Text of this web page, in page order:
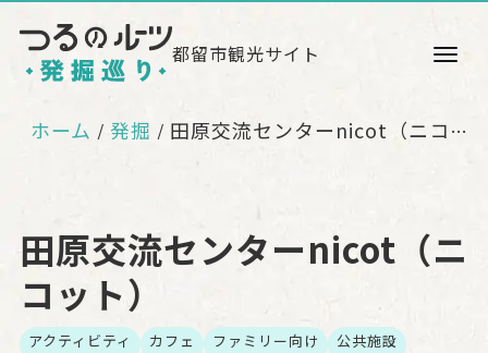
都留市観光サイト
ホーム 発掘 田原交流センターnicot（ニコット）
田原交流センターnicot（ニ
コット）
アクティビティ カフェ ファミリー向け 公共施設